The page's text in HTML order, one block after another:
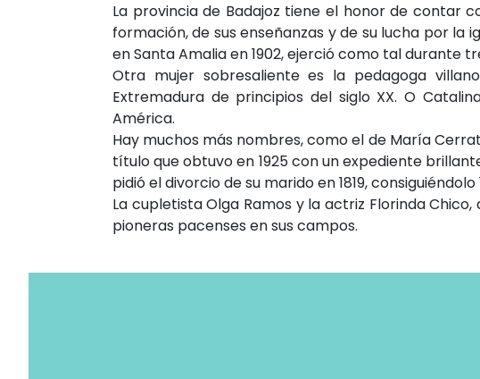
La provincia de Badajoz tiene el honor de contar
formación, de sus enseñanzas y de su lucha por la
en Santa Amalia en 1902, ejerció como tal durante
Otra mujer sobresaliente es la pedagoga
Extremadura de principios del siglo XX. O
América.
Hay muchos más nombres, como el de María
título que obtuvo en 1925 con un expediente
pidió el divorcio de su marido en 1819, consiguiéndolo
La cupletista Olga Ramos y la actriz Florinda
pioneras pacenses en sus campos.